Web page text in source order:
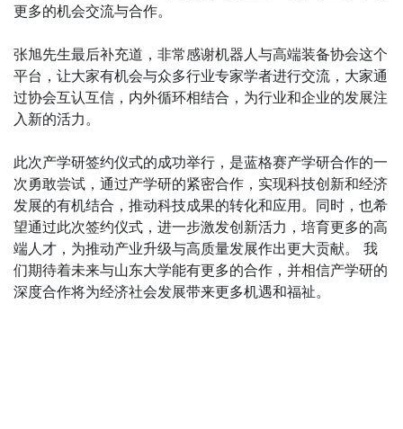
更多的机会交流与合作。
张旭先生最后补充道，非常感谢机器人与高端装备协会这个
平台，让大家有机会与众多行业专家学者进行交流，大家通
过协会互认互信，内外循环相结合，为行业和企业的发展注
入新的活力。
此次产学研签约仪式的成功举行，是蓝格赛产学研合作的一
次勇敢尝试，通过产学研的紧密合作，实现科技创新和经济
发展的有机结合，推动科技成果的转化和应用。同时，也希
望通过此次签约仪式，进一步激发创新活力，培育更多的高
端人才，为推动产业升级与高质量发展作出更大贡献。 我
们期待着未来与山东大学能有更多的合作，并相信产学研的
深度合作将为经济社会发展带来更多机遇和福祉。